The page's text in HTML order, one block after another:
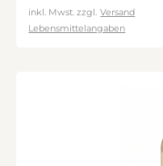
inkl. Mwst. zzgl. Versand
Lebensmittelangaben